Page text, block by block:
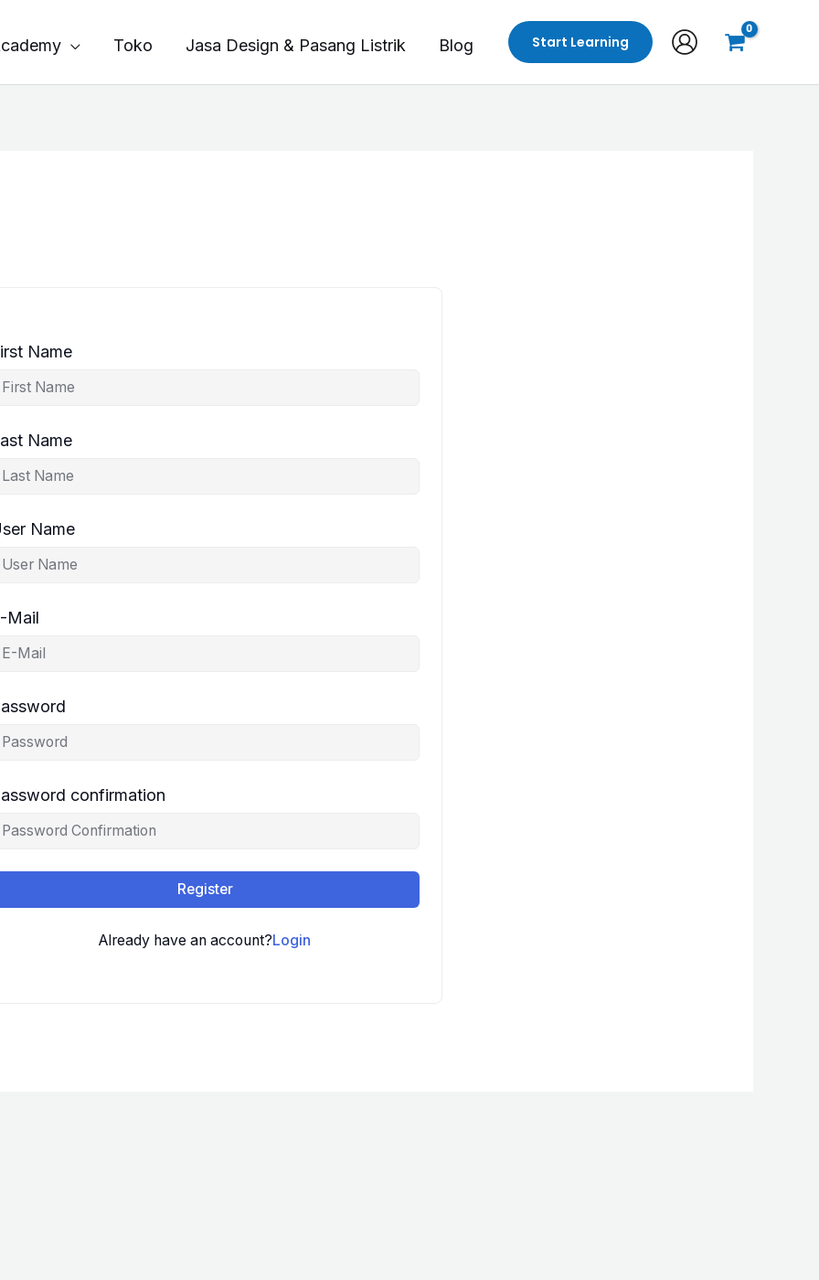
Toko Jasa Design & Pasang Listrik Blog Start Learning
Name
Name
Name
Mail
confirmation
Register
Already have an account?Login